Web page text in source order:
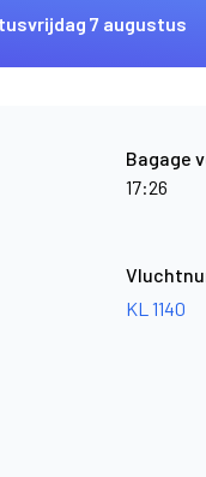
vrijdag 7 augustus
Bagage
17:26
KL 1140